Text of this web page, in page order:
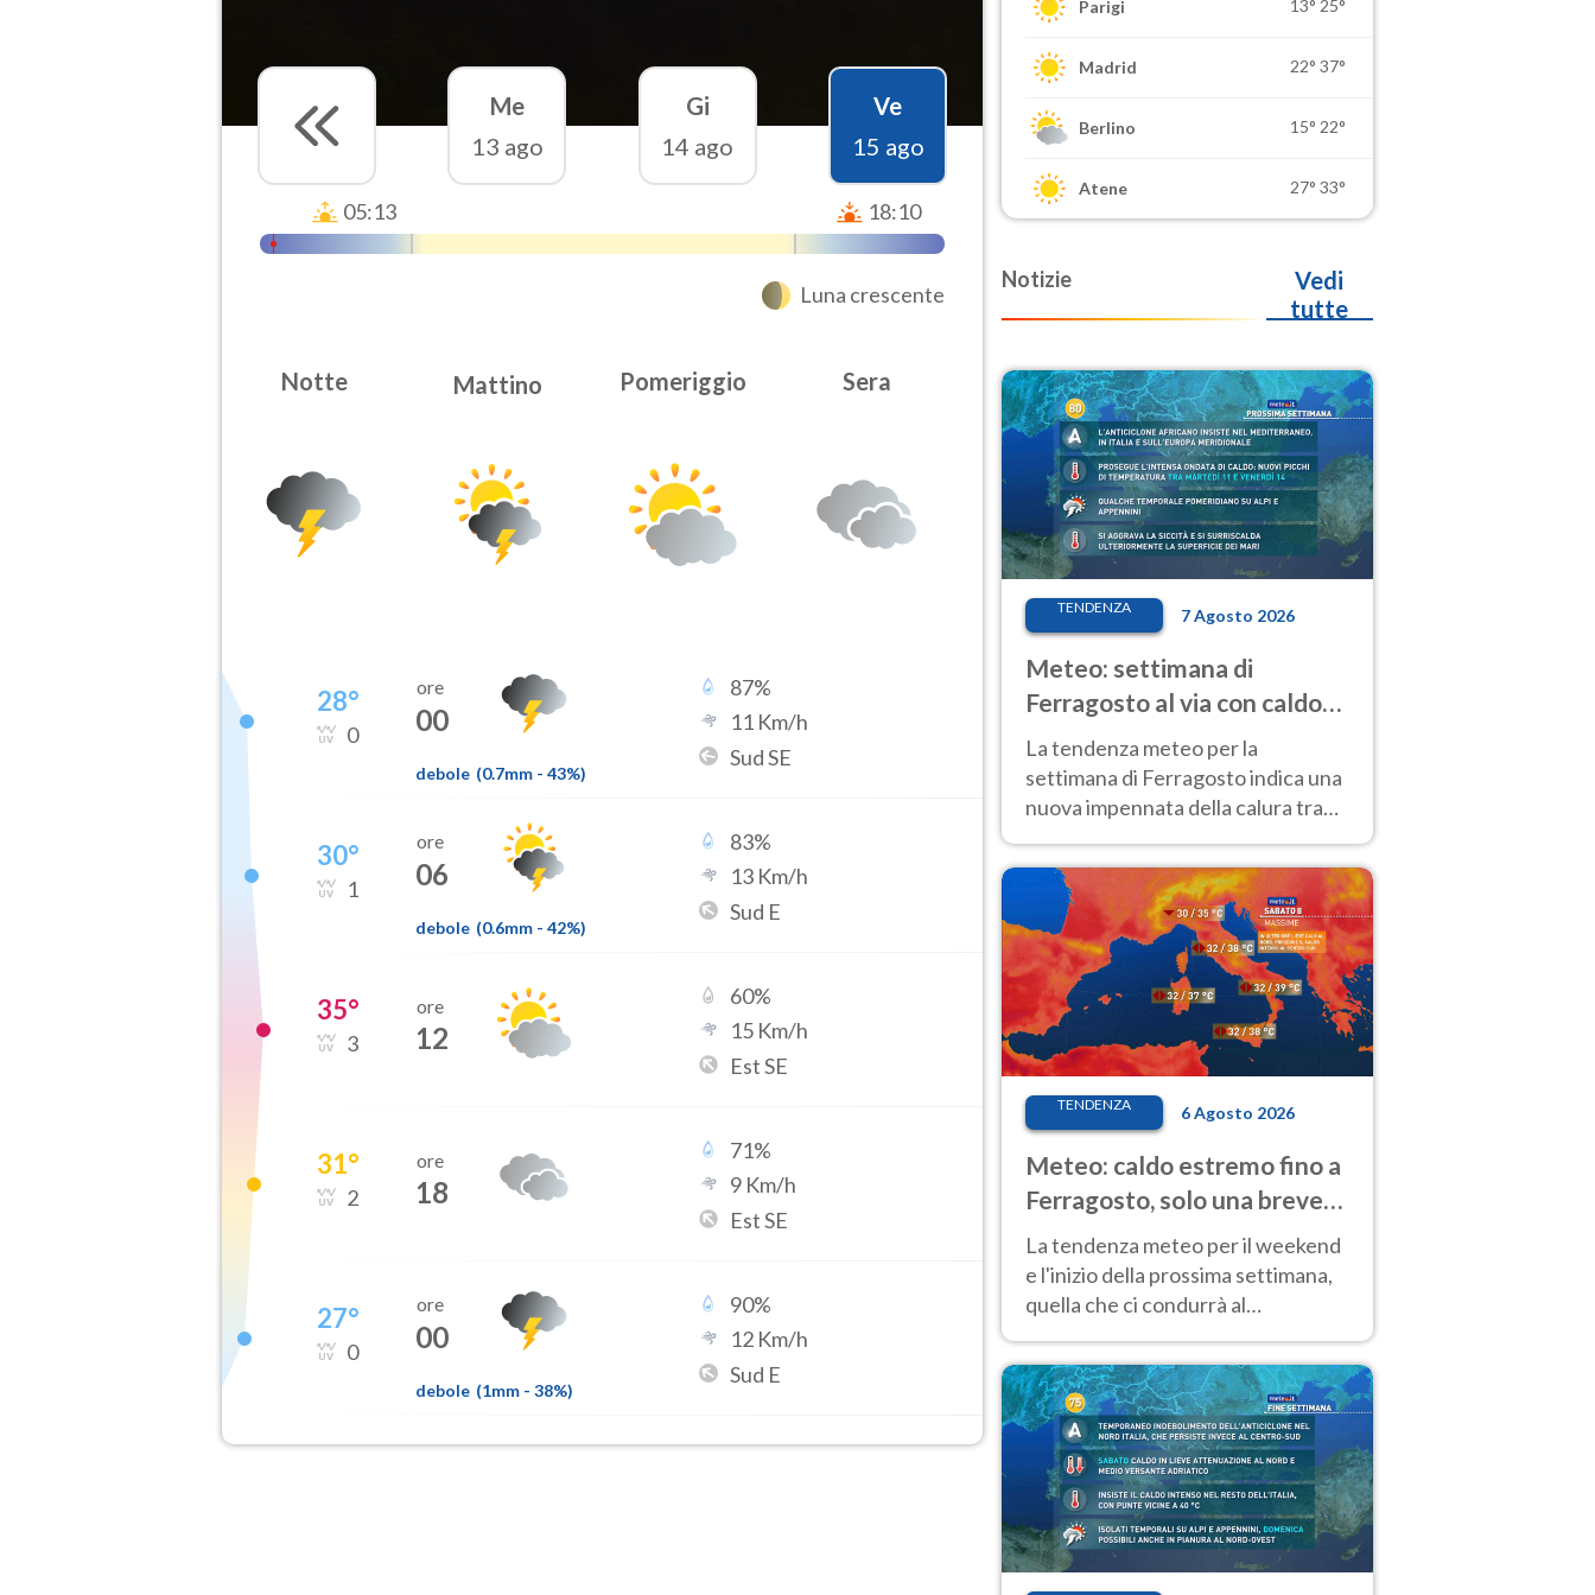
Me
13 ago
Gi
14 ago
Ve
15 ago
05:13 18:10
Luna crescente
Notte Mattino Pomeriggio Sera
28°
0
ore
00
debole (0.7mm - 43%)
87%
11 Km/h
Sud SE
30°
1
ore
06
debole (0.6mm - 42%)
83%
13 Km/h
Sud E
35°
3
ore
12
60%
15 Km/h
Est SE
31°
2
ore
18
71%
9 Km/h
Est SE
27°
0
ore
00
debole (1mm - 38%)
90%
12 Km/h
Sud E
Parigi 13° 25°
Madrid 22° 37°
Berlino 15° 22°
Atene 27° 33°
Notizie
Vedi
tutte
TENDENZA 7 Agosto 2026
Meteo: settimana di
Ferragosto al via con caldo
intenso e qualche temporale
La tendenza meteo per la
settimana di Ferragosto indica una
nuova impennata della calura tra
anche al Nord.
TENDENZA 6 Agosto 2026
Meteo: caldo estremo fino a
Ferragosto, solo una breve
pausa. Ecco dove
La tendenza meteo per il weekend
e l'inizio della prossima settimana,
quella che ci condurrà al
temperature molto elevate